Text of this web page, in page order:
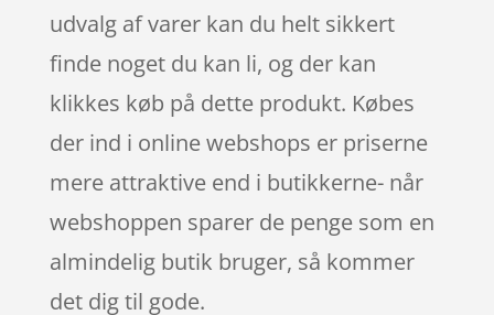
udvalg af varer kan du helt sikkert
finde noget du kan li, og der kan
klikkes køb på dette produkt. Købes
der ind i online webshops er priserne
mere attraktive end i butikkerne- når
webshoppen sparer de penge som en
almindelig butik bruger, så kommer
det dig til gode.